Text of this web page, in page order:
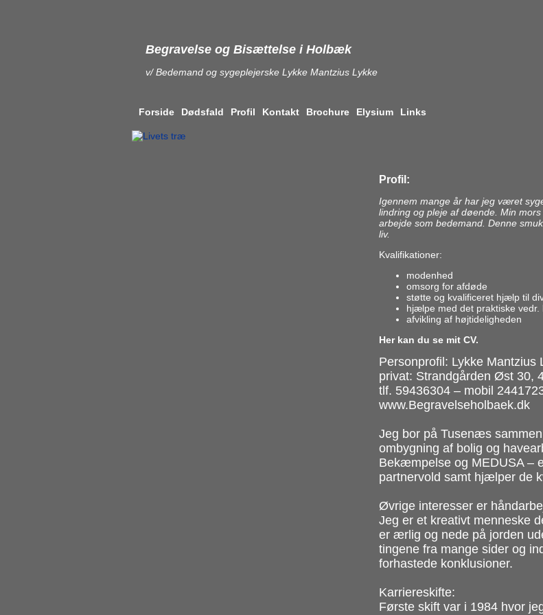
Begravelse og Bisættelse i Holbæk
v/ Bedemand og sygeplejerske Lykke Mantzius Lykke
Forside Dødsfald Profil Kontakt Brochure Elysium Links
Profil:
Igennem mange år har jeg været
lindring og pleje af døende. Min
arbejde som bedemand. Denne
liv.
Kvalifikationer:
modenhed
omsorg for afdøde
støtte og kvalificeret hjælp til
hjælpe med det praktiske
afvikling af højtideligheden
Her kan du se mit CV.
Personprofil: Lykke Mantzius
privat: Strandgården Øst 30,
tlf. 59436304 – mobil
www.Begravelseholbaek.dk
Jeg bor på Tusenæs
ombygning af bolig og
Bekæmpelse og MEDUSA –
partnervold samt hjælper de
Øvrige interesser er
Jeg er et kreativt menneske
er ærlig og nede på jorden
tingene fra mange sider og
forhastede konklusioner.
Karriereskifte:
Første skift var i 1984 hvor